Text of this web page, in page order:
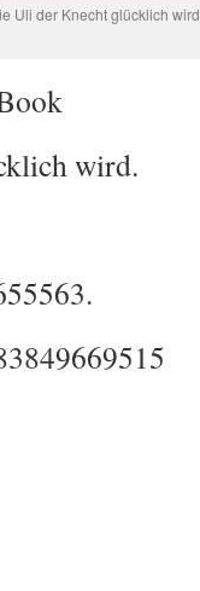
Uli der Knecht glücklich
wird.